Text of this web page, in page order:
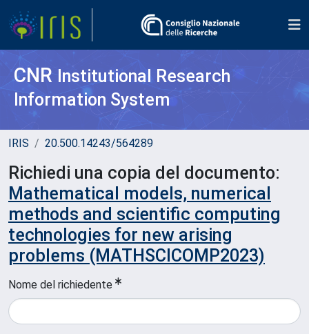
CNR Institutional Research
Information System
IRIS 20.500.14243/564289
Richiedi una copia del documento:
Mathematical models, numerical
methods and scientific computing
technologies for new arising
problems (MATHSCICOMP2023)
Nome del richiedente